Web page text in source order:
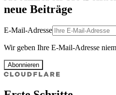
neue Beiträge
E-Mail-Adresse
Wir geben Ihre E-Mail-Adresse
Abonnieren